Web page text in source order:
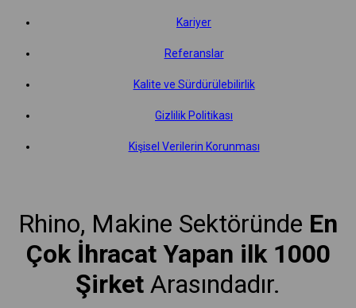
Kariyer
Referanslar
Kalite ve Sürdürülebilirlik
Gizlilik Politikası
Kişisel Verilerin Korunması
Rhino, Makine Sektöründe En
Çok İhracat Yapan ilk 1000
Şirket Arasındadır.